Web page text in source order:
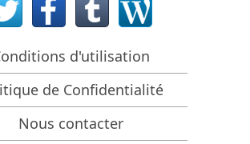
RAID Recovery
des données d'un ordinateur
de fichier depuis un ordinateur qui ne
d'utilisation
de Confidentialité
Nous contacter